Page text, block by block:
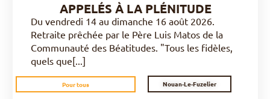
APPELÉS À LA PLÉNITUDE
Du vendredi 14 au dimanche 16 août 2026.
Retraite prêchée par le Père Luis Matos de la
Communauté des Béatitudes. "Tous les fidèles,
quels que[...]
Pour tous Nouan-Le-Fuzelier